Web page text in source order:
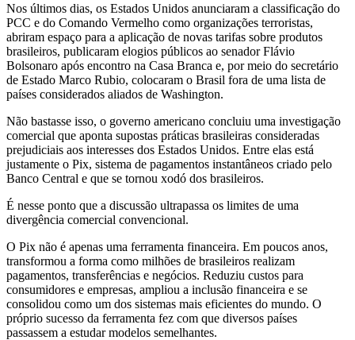
Nos últimos dias, os Estados Unidos anunciaram a classificação do
PCC e do Comando Vermelho como organizações terroristas,
abriram espaço para a aplicação de novas tarifas sobre produtos
brasileiros, publicaram elogios públicos ao senador Flávio
Bolsonaro após encontro na Casa Branca e, por meio do secretário
de Estado Marco Rubio, colocaram o Brasil fora de uma lista de
países considerados aliados de Washington.
Não bastasse isso, o governo americano concluiu uma investigação
comercial que aponta supostas práticas brasileiras consideradas
prejudiciais aos interesses dos Estados Unidos. Entre elas está
justamente o Pix, sistema de pagamentos instantâneos criado pelo
Banco Central e que se tornou xodó dos brasileiros.
É nesse ponto que a discussão ultrapassa os limites de uma
divergência comercial convencional.
O Pix não é apenas uma ferramenta financeira. Em poucos anos,
transformou a forma como milhões de brasileiros realizam
pagamentos, transferências e negócios. Reduziu custos para
consumidores e empresas, ampliou a inclusão financeira e se
consolidou como um dos sistemas mais eficientes do mundo. O
próprio sucesso da ferramenta fez com que diversos países
passassem a estudar modelos semelhantes.